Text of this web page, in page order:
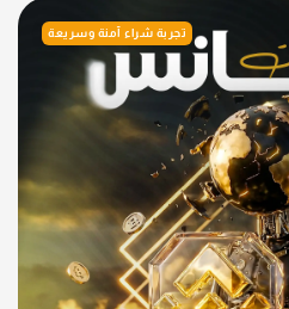
تجربة شراء آمنة وسريعة